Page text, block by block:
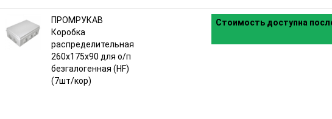
ПРОМРУКАВ
Коробка
распределительная
260х175х90 для о/п
безгалогенная (HF)
(7шт/кор)
Стоимость доступна